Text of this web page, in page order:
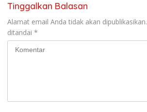
Tinggalkan Balasan
Alamat email Anda tidak akan dipublikasikan.
ditandai *